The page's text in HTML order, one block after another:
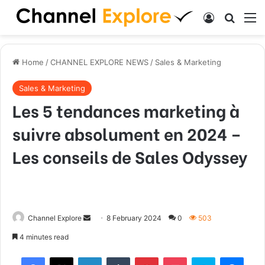
Log In
Home /CHANNEL EXPLORE NEWS / Sales & Marketing
Sales & Marketing
Les 5 tendances marketing à
suivre absolument en 2024 –
Les conseils de Sales Odyssey
Channel Explore 8 February 2024 0 503
4 minutes read